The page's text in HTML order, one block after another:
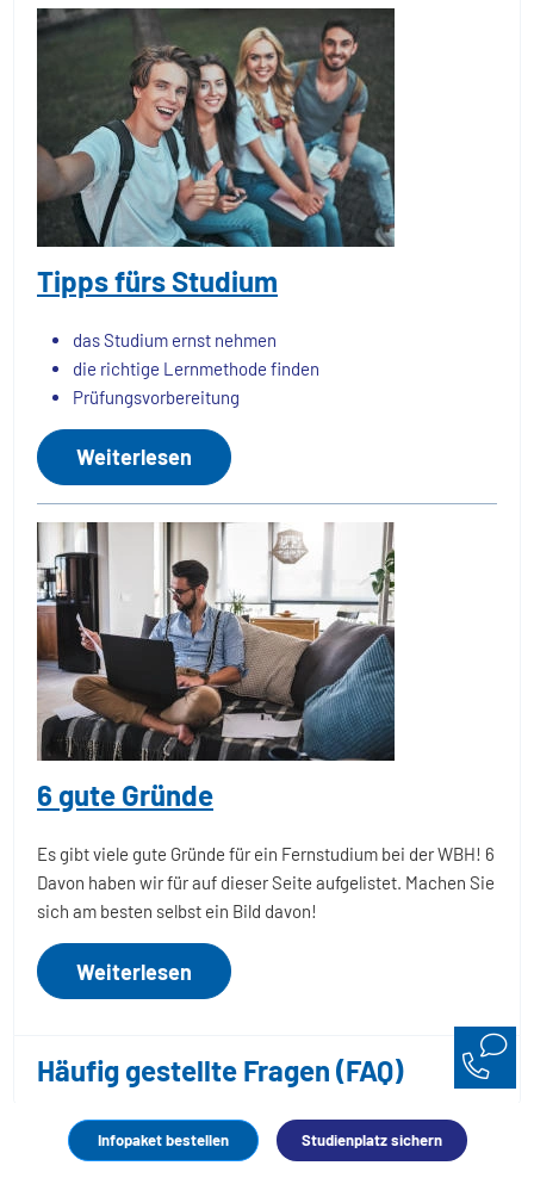
Infopaket bestellen Studienplatz sichern
Tipps fürs Studium
das Studium ernst nehmen
die richtige Lernmethode finden
Prüfungsvorbereitung
Weiterlesen
6 gute Gründe
Es gibt viele gute Gründe für ein Fernstudium bei der WBH! 6
Davon haben wir für auf dieser Seite aufgelistet. Machen Sie
sich am besten selbst ein Bild davon!
Weiterlesen
Häufig gestellte Fragen (FAQ)